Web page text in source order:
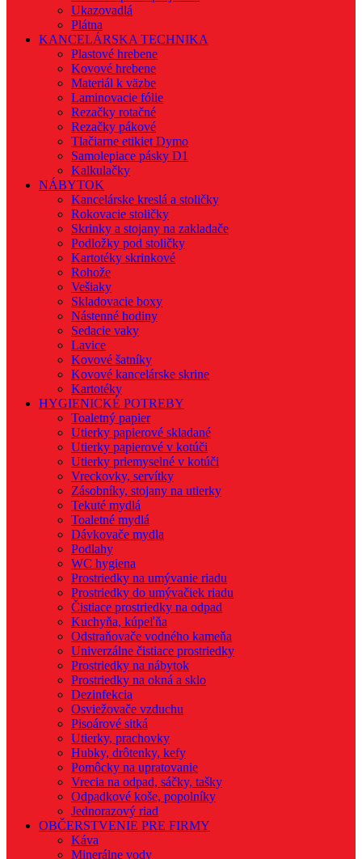
Ukazovadlá
Plátna
KANCELÁRSKA TECHNIKA
Plastové hrebene
Kovové hrebene
Materiál k väzbe
Laminovacie fólie
Rezačky rotačné
Rezačky pákové
Tlačiarne etikiet Dymo
Samolepiace pásky D1
Kalkulačky
NÁBYTOK
Kancelárske kreslá a stoličky
Rokovacie stoličky
Skrinky a stojany na zakladače
Podložky pod stoličky
Kartotéky skrinkové
Rohože
Vešiaky
Skladovacie boxy
Nástenné hodiny
Sedacie vaky
Lavice
Kovové šatníky
Kovové kancelárske skrine
Kartotéky
HYGIENICKÉ POTREBY
Toaletný papier
Utierky papierové skladané
Utierky papierové v kotúči
Utierky priemyselné v kotúči
Vreckovky, servítky
Zásobníky, stojany na utierky
Tekuté mydlá
Toaletné mydlá
Dávkovače mydla
Podlahy
WC hygiena
Prostriedky na umývanie riadu
Prostriedky do umývačiek riadu
Čistiace prostriedky na odpad
Kuchyňa, kúpeľňa
Odstraňovače vodného kameňa
Univerzálne čistiace prostriedky
Prostriedky na nábytok
Prostriedky na okná a sklo
Dezinfekcia
Osviežovače vzduchu
Pisoárové sitká
Utierky, prachovky
Hubky, drôtenky, kefy
Pomôcky na upratovanie
Vrecia na odpad, sáčky, tašky
Odpadkové koše, popolníky
Jednorazový riad
OBČERSTVENIE PRE FIRMY
Káva
Minerálne vody